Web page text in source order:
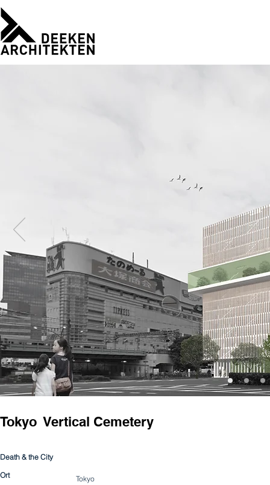
Tokyo Vertical Cemetery
Death & the City
Ort
Tokyo